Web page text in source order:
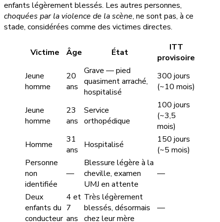
enfants légèrement blessés. Les autres personnes,
choquées par la violence de la scène, ne sont pas, à ce
stade, considérées comme des victimes directes.
Victime Âge État
ITT
provisoire
Jeune
homme
20
ans
Grave — pied
quasiment arraché,
hospitalisé
300 jours
(~10 mois)
Jeune
homme
23
ans
Service
orthopédique
100 jours
(~3,5
mois)
Homme
31
ans
Hospitalisé
150 jours
(~5 mois)
Personne
non
identifiée
—
Blessure légère à la
cheville, examen
UMJ en attente
—
Deux
enfants du
conducteur
4 et
7
ans
Très légèrement
blessés, désormais
chez leur mère
—